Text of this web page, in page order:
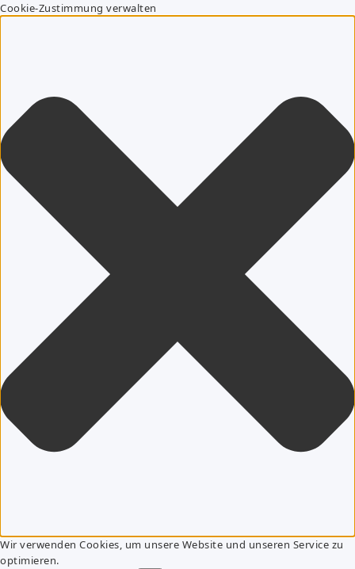
Cookie-Zustimmung verwalten
Wir verwenden Cookies, um unsere Website und unseren Service zu
optimieren.